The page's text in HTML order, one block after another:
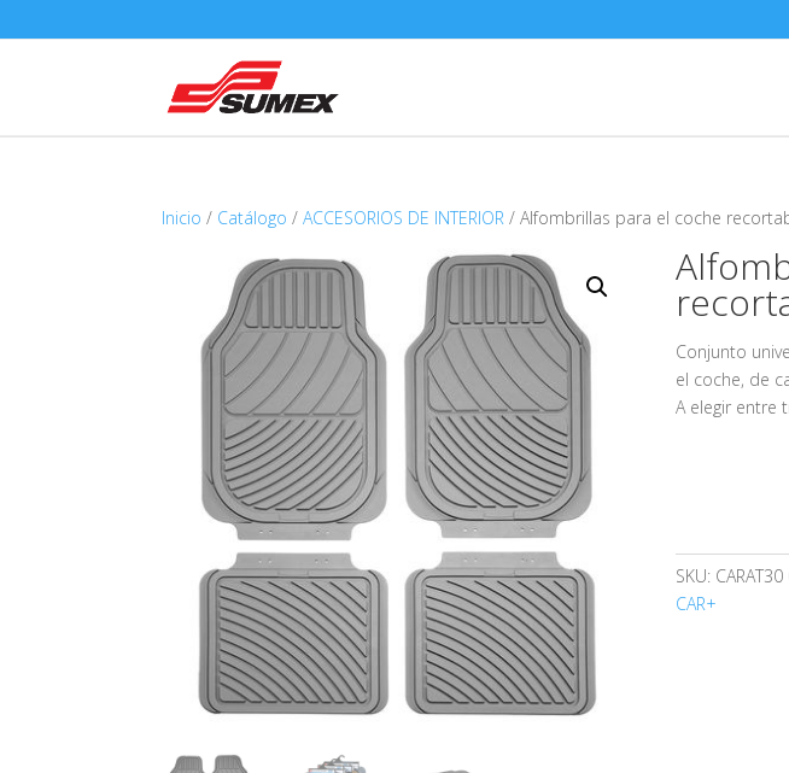
Inicio / Catálogo /ACCESORIOS DE INTERIOR / Alfombrillas para el coche
Conjunto
el coche, de
A elegir entre
SKU: CARAT30
CAR+